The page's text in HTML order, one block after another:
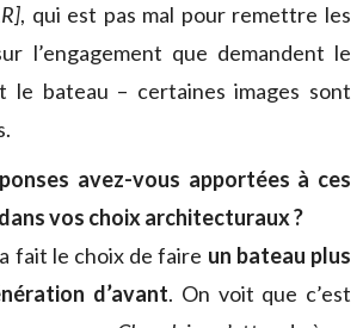
, qui est pas mal pour remettre les
l’engagement que demandent le
le bateau – certaines images sont
avez-vous apportées à ces
vos choix architecturaux ?
fait le choix de faire un bateau plus
d’avant. On voit que c’est